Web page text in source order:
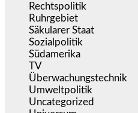
Rechtspolitik
Ruhrgebiet
Säkularer Staat
Sozialpolitik
Südamerika
TV
Überwachungstechnik
Umweltpolitik
Uncategorized